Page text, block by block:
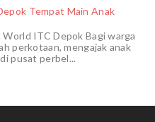
Tempat Main Anak
ITC Depok Bagi warga
perkotaan, mengajak anak
pusat perbel...